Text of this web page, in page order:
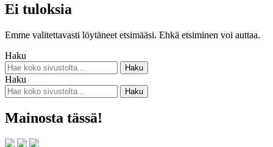
Ei tuloksia
Emme valitettavasti löytäneet etsimääsi. Ehkä etsiminen voi auttaa.
Haku
Haku
Mainosta tässä!